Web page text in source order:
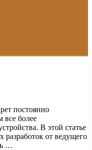
постоянно
все более
В этой статье
от ведущего
…